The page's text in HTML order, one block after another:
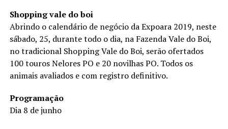
Shopping vale do boi
Abrindo o calendário de negócio da Expoara 2019, neste
sábado, 25, durante todo o dia, na Fazenda Vale do Boi,
no tradicional Shopping Vale do Boi, serão ofertados
100 touros Nelores PO e 20 novilhas PO. Todos os
animais avaliados e com registro definitivo.
Programação
Dia 8 de junho